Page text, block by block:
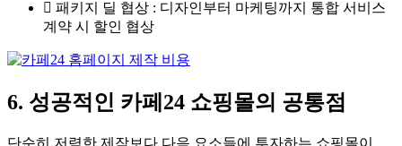
패키지 딜 협상 : 디자인부터 마케팅까지 통합 서비스
계약 시 할인 협상
6. 성공적인 카페24 쇼핑몰의 공통점
단순히 저렴한 제작보다 다음 요소들에 투자하는 쇼핑몰이